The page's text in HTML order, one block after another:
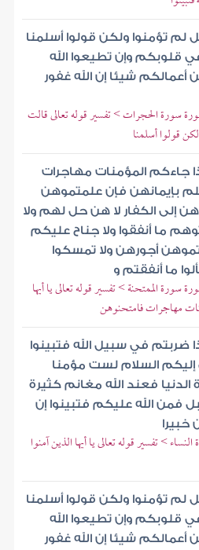
لم تؤمنوا ولكن قولوا أسلمنا
قلوبكم وإن تطيعوا الله
أعمالكم شيئا إن الله غفور
سورة الحجرات > تفسير قوله تعالى قالت
قولوا أسلمنا
إذا جاءكم المؤمنات مهاجرات
بإيمانهن فإن علمتموهن
إلى الكفار لا هن حل لهم ولا
ما أنفقوا ولا جناح عليكم
أجورهن ولا تمسكوا
ما أنفقتم و
سورة الممتحنة > تفسير قوله تعالى يا أيها
مهاجرات فامتحنوهن
ضربتم في سبيل الله فتبينوا
إليكم السلام لست مؤمنا
فعند الله مغانم كثيرة
الله عليكم فتبينوا إن
خبيرا
> تفسير قوله تعالى يا أيها الذين آمنوا
لم تؤمنوا ولكن قولوا أسلمنا
قلوبكم وإن تطيعوا الله
أعمالكم شيئا إن الله غفور